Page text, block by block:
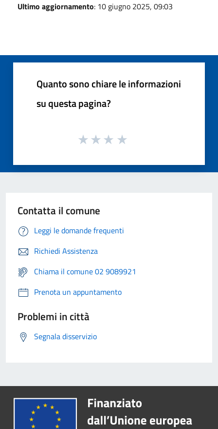
Ultimo aggiornamento: 10 giugno 2025, 09:03
Quanto sono chiare le informazioni
su questa pagina?
Contatta il comune
Leggi le domande frequenti
Richiedi Assistenza
Chiama il comune 02 9089921
Prenota un appuntamento
Problemi in città
Segnala disservizio